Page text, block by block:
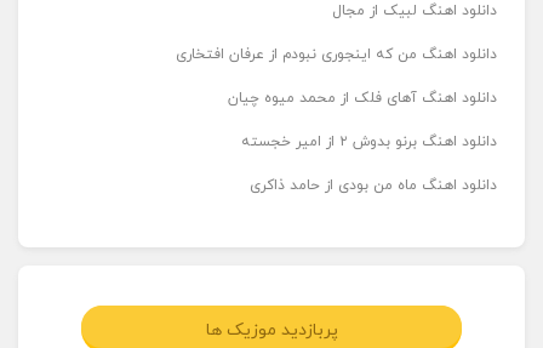
دانلود اهنگ لبیک از مجال
دانلود اهنگ من که اینجوری نبودم از عرفان افتخاری
دانلود اهنگ آهای فلک از محمد میوه چیان
دانلود اهنگ برنو بدوش ۲ از امیر خجسته
دانلود اهنگ ماه من بودی از حامد ذاکری
پربازدید موزیک ها